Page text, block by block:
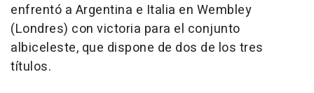
enfrentó a Argentina e Italia en Wembley
(Londres) con victoria para el conjunto
albiceleste, que dispone de dos de los tres
títulos.